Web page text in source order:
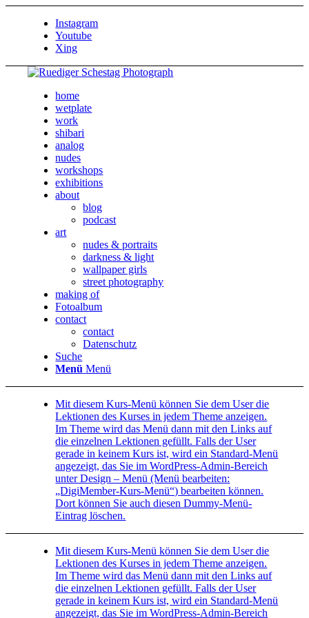
Instagram
Youtube
Xing
home
wetplate
work
shibari
analog
nudes
workshops
exhibitions
about
blog
podcast
art
nudes & portraits
darkness & light
wallpaper girls
street photography
making of
Fotoalbum
contact
contact
Datenschutz
Suche
Menü Menü
Mit diesem Kurs-Menü können Sie dem User die
Lektionen des Kurses in jedem Theme anzeigen.
Im Theme wird das Menü dann mit den Links auf
die einzelnen Lektionen gefüllt. Falls der User
gerade in keinem Kurs ist, wird ein Standard-Menü
angezeigt, das Sie im WordPress-Admin-Bereich
unter Design – Menü (Menü bearbeiten:
„DigiMember-Kurs-Menü“) bearbeiten können.
Dort können Sie auch diesen Dummy-Menü-
Eintrag löschen.
Mit diesem Kurs-Menü können Sie dem User die
Lektionen des Kurses in jedem Theme anzeigen.
Im Theme wird das Menü dann mit den Links auf
die einzelnen Lektionen gefüllt. Falls der User
gerade in keinem Kurs ist, wird ein Standard-Menü
angezeigt, das Sie im WordPress-Admin-Bereich